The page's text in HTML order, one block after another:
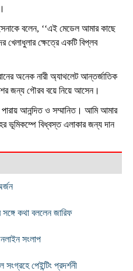
বলেন, ‘‘এই মেডেল আমার কাছে
খেলাধুলার ক্ষেত্রে একটি বিপ্লব
অনেক নারী অ্যাথলেট আন্তর্জাতিক
জন্য গৌরব বয়ে নিয়ে আসেন।
আনন্দিত ও সম্মানিত। আমি আমার
ভূমিকম্পে বিধ্বস্ত এলাকার জন্য দান
সঙ্গে কথা বললেন জারিফ
সংলাপ
পেইন্টিং প্রদর্শনী